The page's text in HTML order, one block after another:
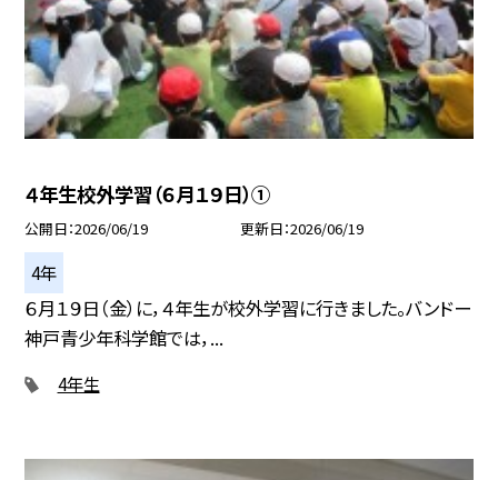
４年生校外学習（６月１９日）①
公開日 2026/06/19 更新日 2026/06/19
4年
６月１９日（金）に，４年生が校外学習に行きました。バンドー
神戸青少年科学館では，...
4年生